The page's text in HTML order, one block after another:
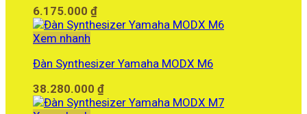
6.175.000 ₫
Xem nhanh
Đàn Synthesizer Yamaha MODX M6
38.280.000 ₫